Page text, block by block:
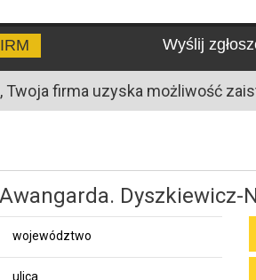
Wyślij
firma uzyska możliwość
Awangarda. Dyszkiewicz-
województwo
ulica